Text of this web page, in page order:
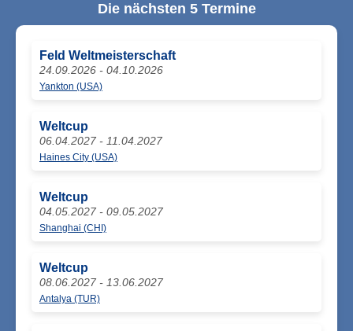
Die nächsten 5 Termine
Feld Weltmeisterschaft
24.09.2026 - 04.10.2026
Yankton (USA)
Weltcup
06.04.2027 - 11.04.2027
Haines City (USA)
Weltcup
04.05.2027 - 09.05.2027
Shanghai (CHI)
Weltcup
08.06.2027 - 13.06.2027
Antalya (TUR)